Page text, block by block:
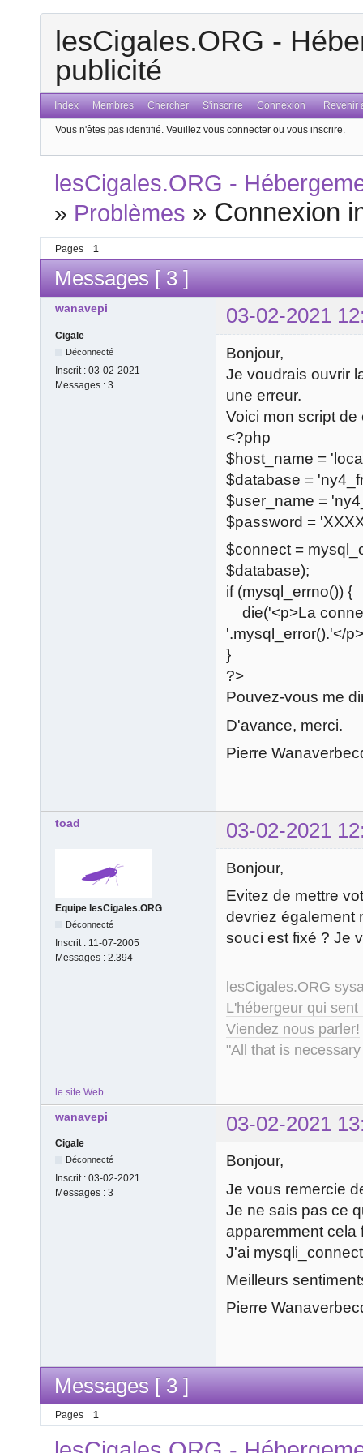
lesCigales.ORG -
publicité
Index Membres Chercher S'inscrire Connexion Revenir
Vous n'êtes pas identifié. Veuillez vous connecter ou vous inscrire.
lesCigales.ORG -
» Problèmes » Connexion
Pages 1
Messages [ 3 ]
wanavepi 03-02-2021
Cigale
Déconnecté
Inscrit : 03-02-2021
Messages : 3
Bonjour,
Je voudrais ouvrir
une erreur.
Voici mon script de
<?php
$host_name =
$database =
$user_name =
$password =
$connect =
$database);
if (mysql_errno()) {
die('<p>La
'.mysql_error().'</
}
?>
Pouvez-vous me
D'avance, merci.
Pierre
toad 03-02-2021
Equipe lesCigales.ORG
Déconnecté
Inscrit : 11-07-2005
Messages : 2.394
Bonjour,
Evitez de mettre
devriez également
souci est fixé ? Je
lesCigales.ORG
L'hébergeur qui
Viendez nous parler!
"All that is
le site Web
wanavepi 03-02-2021
Cigale
Déconnecté
Inscrit : 03-02-2021
Messages : 3
Bonjour,
Je vous remercie
Je ne sais pas ce
apparemment cela
J'ai
Meilleurs
Pierre
Messages [ 3 ]
Pages 1